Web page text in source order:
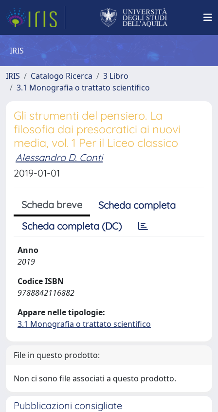
IRIS
IRIS Catalogo Ricerca
3 Libro
3.1 Monografia o trattato scientifico
Gli strumenti del pensiero. La
filosofia dai presocratici ai nuovi
media, vol. 1 Per il Liceo classico
Alessandro D. Conti
2019-01-01
Scheda breve
Scheda completa
Scheda completa (DC)
Anno
2019
Codice ISBN
9788842116882
Appare nelle tipologie:
3.1 Monografia o trattato scientifico
File in questo prodotto:
Non ci sono file associati a questo prodotto.
Pubblicazioni consigliate